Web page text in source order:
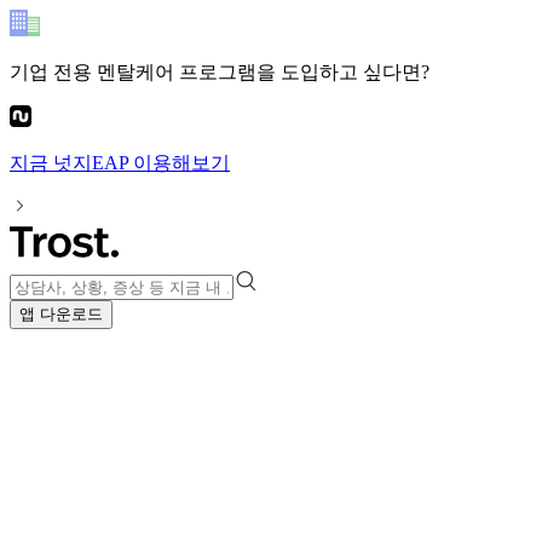
기업 전용 멘탈케어 프로그램을 도입하고 싶다면?
지금 넛지EAP이용해보기
앱 다운로드